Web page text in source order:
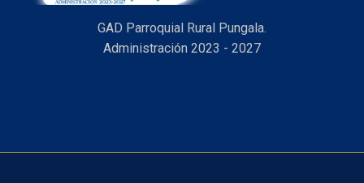
GAD Parroquial Rural Pungala.
Administración 2023 - 2027